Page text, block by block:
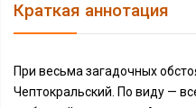
Краткая аннотация
При весьма загадочных
Чептокральский. По виду —